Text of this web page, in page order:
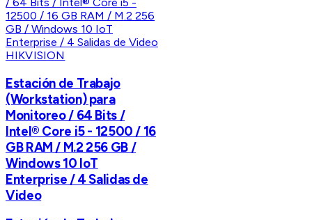
HIKVISION
Estación de Trabajo
(Workstation) para
Monitoreo / 64 Bits /
Intel® Core i5 - 12500 / 16
GB RAM / M.2 256 GB /
Windows 10 IoT
Enterprise / 4 Salidas de
Video